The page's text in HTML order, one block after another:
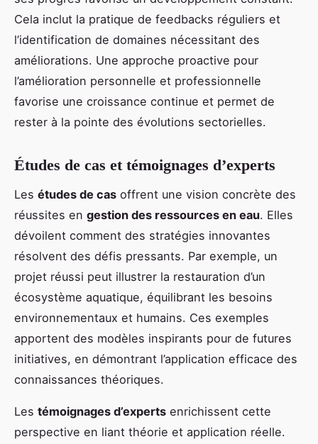
Cela inclut la pratique de feedbacks réguliers et
l’identification de domaines nécessitant des
améliorations. Une approche proactive pour
l’amélioration personnelle et professionnelle
favorise une croissance continue et permet de
rester à la pointe des évolutions sectorielles.
Études de cas et témoignages d’experts
Les études de cas offrent une vision concrète des
réussites en gestion des ressources en eau. Elles
dévoilent comment des stratégies innovantes
résolvent des défis pressants. Par exemple, un
projet réussi peut illustrer la restauration d’un
écosystème aquatique, équilibrant les besoins
environnementaux et humains. Ces exemples
apportent des modèles inspirants pour de futures
initiatives, en démontrant l’application efficace des
connaissances théoriques.
Les témoignages d’experts enrichissent cette
perspective en liant théorie et application réelle.